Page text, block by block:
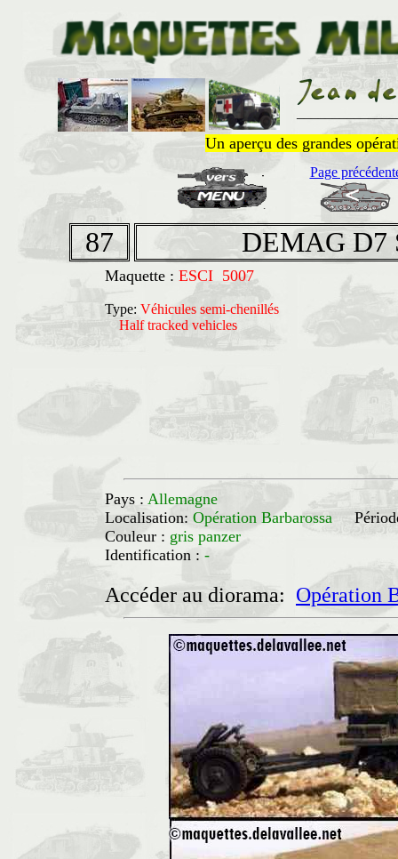
Un aperçu des grandes
Page
87 DEMAG D7
Maquette : ESCI 5007
Type: Véhicules semi-chenillés
Half tracked vehicles
Pays : Allemagne
Localisation: Opération Barbarossa
Couleur : gris panzer
Identification : -
Accéder au diorama: Opération